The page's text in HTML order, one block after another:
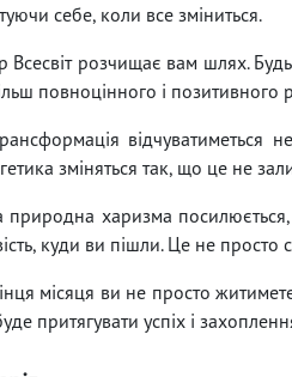
себе, коли все зміниться.
Всесвіт розчищає вам шлях.
повноцінного і позитивного
відчуватиметься
зміняться так, що це не
харизма посилюється,
куди ви пішли. Це не просто
місяця ви не просто
притягувати успіх і